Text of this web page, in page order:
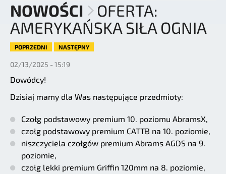
NOWOŚCI
OFERTA:
AMERYKAŃSKA SIŁA OGNIA
POPRZEDNI NASTĘPNY
02/13/2025 - 15:19
Dowódcy!
Dzisiaj mamy dla Was następujące przedmioty:
Czołg podstawowy premium 10. poziomu AbramsX,
czołg podstawowy premium CATTB na 10. poziomie,
niszczyciela czołgów premium Abrams AGDS na 9.
poziomie,
czołg lekki premium Griffin 120mm na 8. poziomie,